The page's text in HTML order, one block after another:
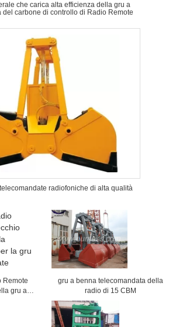
che carica alta efficienza della gru a
del carbone di controllo di Radio Remote
radiofoniche di alta qualità
Remote
gru a
gru a benna telecomandata della
radio di 15 CBM